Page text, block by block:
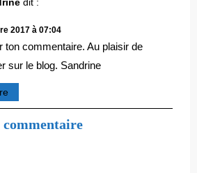
2017 à 07:04
ton commentaire. Au plaisir de
sur le blog. Sandrine
commentaire